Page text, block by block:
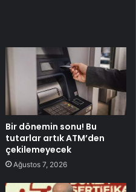
Bir dönemin sonu! Bu
tutarlar artık ATM’den
çekilemeyecek
Ağustos 7, 2026